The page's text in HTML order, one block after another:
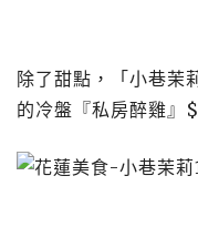
除了甜點，「小巷茉
的冷盤『私房醉雞』